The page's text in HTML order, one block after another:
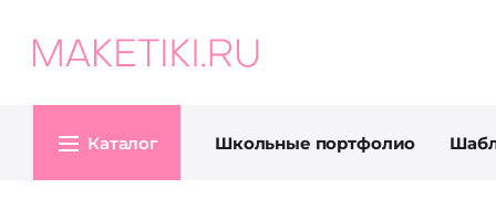
Каталог Школьные портфолио